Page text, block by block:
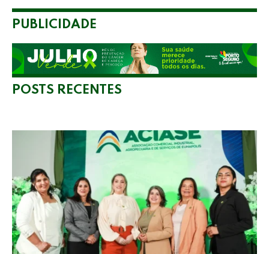
PUBLICIDADE
POSTS RECENTES